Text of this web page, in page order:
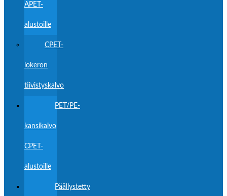
APET-
alustoille
CPET-
lokeron
tiivistyskalvo
PET/PE-
kansikalvo
CPET-
alustoille
Päällystetty